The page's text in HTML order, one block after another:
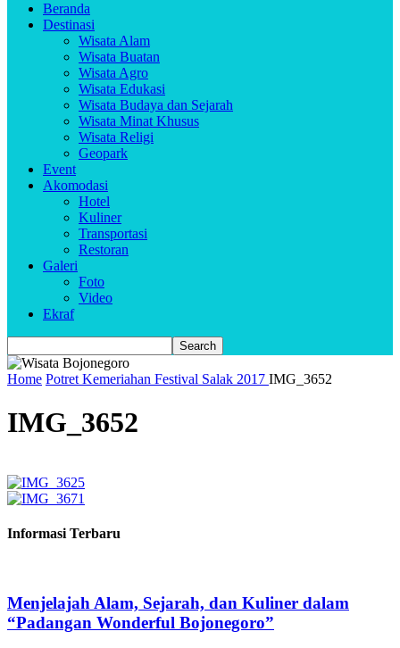
Beranda
Destinasi
Wisata Alam
Wisata Buatan
Wisata Agro
Wisata Edukasi
Wisata Budaya dan Sejarah
Wisata Minat Khusus
Wisata Religi
Geopark
Event
Akomodasi
Hotel
Kuliner
Transportasi
Restoran
Galeri
Foto
Video
Ekraf
Home Potret Kemeriahan Festival Salak 2017 IMG_3652
IMG_3652
Informasi Terbaru
Menjelajah Alam, Sejarah, dan Kuliner dalam
“Padangan Wonderful Bojonegoro”